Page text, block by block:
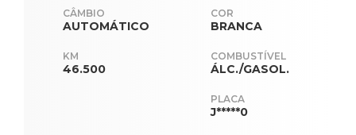
CÂMBIO
AUTOMÁTICO
KM
46.500
COR
BRANCA
COMBUSTÍVEL
ÁLC./GASOL.
PLACA
J*****0